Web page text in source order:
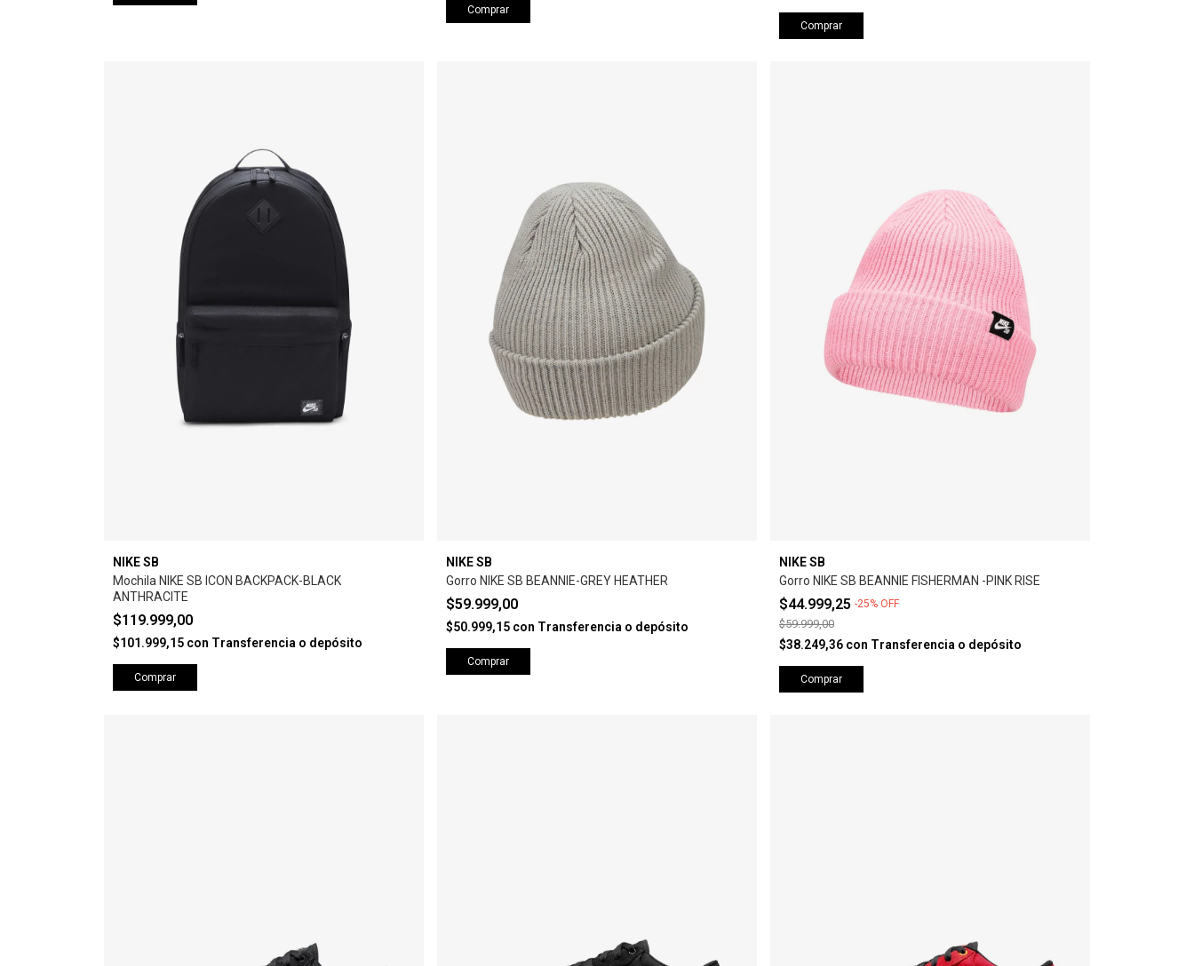
Comprar
Comprar
NIKE SB
Mochila NIKE SB ICON BACKPACK-BLACK
ANTHRACITE
$119.999,00
$101.999,15 con Transferencia o depósito
Comprar
NIKE SB
Gorro NIKE SB BEANNIE-GREY HEATHER
$59.999,00
$50.999,15 con Transferencia o depósito
Comprar
NIKE SB
Gorro NIKE SB BEANNIE FISHERMAN -PINK RISE
$44.999,25 -25% OFF
$59.999,00
$38.249,36 con Transferencia o depósito
Comprar